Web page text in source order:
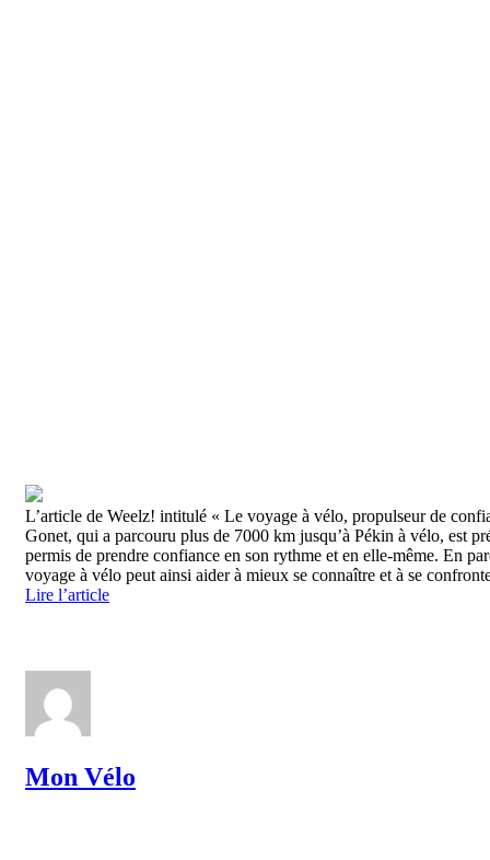
L’article de Weelz! intitulé « Le voyage à vélo, propulseur de
Gonet, qui a parcouru plus de 7000 km jusqu’à Pékin à vélo, est
permis de prendre confiance en son rythme et en elle-même. En
voyage à vélo peut ainsi aider à mieux se connaître et à se
Lire l’article
Mon Vélo